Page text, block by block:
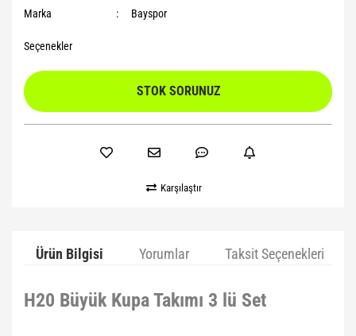
Marka
Bayspor
Seçenekler
STOK SORUNUZ
Karşılaştır
Ürün Bilgisi Yorumlar Taksit Seçenekleri
H20 Büyük Kupa Takımı 3 lü Set